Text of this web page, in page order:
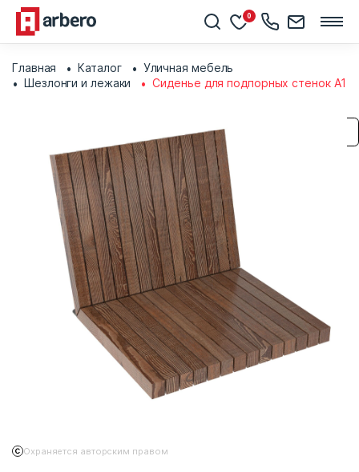
0
Главная Каталог
Уличная мебель
Шезлонги и лежаки
Сиденье для подпорных стенок А1
Охраняется авторским правом